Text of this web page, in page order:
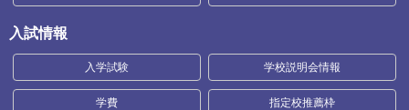
入試情報
入学試験 学校説明会情報
学費 指定校推薦枠